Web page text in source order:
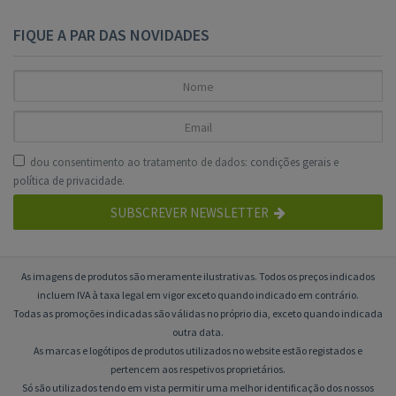
FIQUE A PAR DAS NOVIDADES
dou consentimento ao tratamento de dados: condições gerais e
política de privacidade.
SUBSCREVER NEWSLETTER
As imagens de produtos são meramente ilustrativas. Todos os preços indicados
incluem IVA à taxa legal em vigor exceto quando indicado em contrário.
Todas as promoções indicadas são válidas no próprio dia, exceto quando indicada
outra data.
As marcas e logótipos de produtos utilizados no website estão registados e
pertencem aos respetivos proprietários.
Só são utilizados tendo em vista permitir uma melhor identificação dos nossos